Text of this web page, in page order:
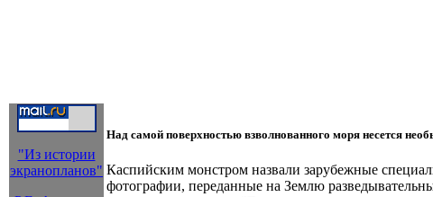
"Из истории
экранопланов"
Над самой поверхностью взволнованного моря несется
Каспийским монстром назвали зарубежные
фотографии, переданные на Землю